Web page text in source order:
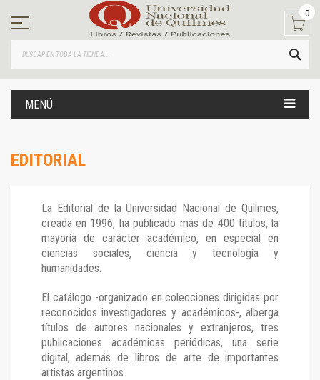
contenido
0
MENÚ
EDITORIAL
La Editorial de la Universidad Nacional de Quilmes,
creada en 1996, ha publicado más de 400 títulos, la
mayoría de carácter académico, en especial en
ciencias sociales, ciencia y tecnología y
humanidades.
El catálogo -organizado en colecciones dirigidas por
reconocidos investigadores y académicos-, alberga
títulos de autores nacionales y extranjeros, tres
publicaciones académicas periódicas, una serie
digital, además de libros de arte de importantes
artistas argentinos.